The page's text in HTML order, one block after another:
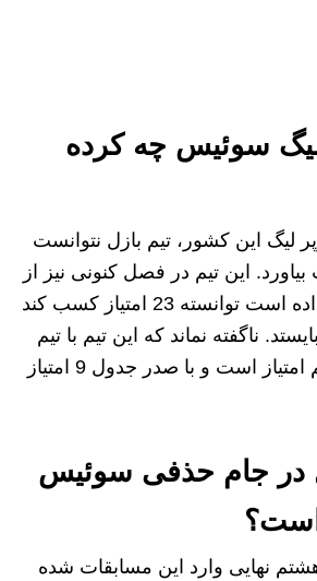
لیگ سوئیس چه کرده
لیگ این کشور، تیم بازل نتوانست
این تیم در فصل کنونی نیز از
15 بازی که انجام داده است توانسته 23 امتیاز کسب کند
ناگفته نماند که این تیم با تیم
های دوم و سوم هم امتیاز است و با صدر جدول 9 امتیاز
در جام حذفی سوئیس
است؟
نهایی وارد این مسابقات شده